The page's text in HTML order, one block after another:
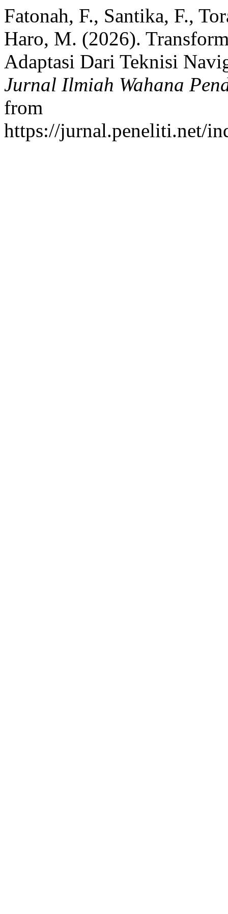
Fatonah, F., Santika, F.,
Haro, M. (2026).
Adaptasi Dari Teknisi
Jurnal Ilmiah Wahana
from
https://jurnal.peneliti.net/